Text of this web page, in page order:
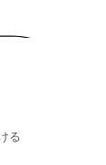
る